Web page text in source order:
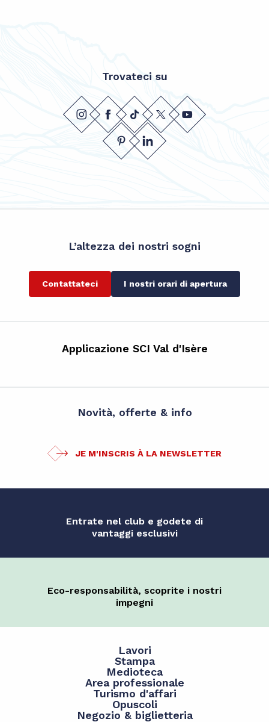
Trovateci su
L’altezza dei nostri sogni
Contattateci I nostri orari di apertura
Applicazione SCI Val d'Isère
Novità, offerte & info
JE M'INSCRIS À LA NEWSLETTER
Entrate nel club e godete di
vantaggi esclusivi
Eco-responsabilità, scoprite i nostri
impegni
Lavori
Stampa
Medioteca
Area professionale
Turismo d'affari
Opuscoli
Negozio & biglietteria